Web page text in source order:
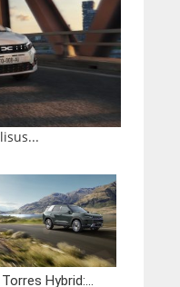
Hybrid:...